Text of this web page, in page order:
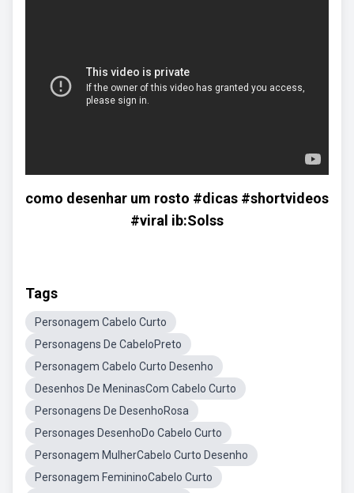
como desenhar um rosto #dicas #shortvideos
#viral ib:Solss
Tags
Personagem Cabelo Curto
Personagens De CabeloPreto
Personagem Cabelo Curto Desenho
Desenhos De MeninasCom Cabelo Curto
Personagens De DesenhoRosa
Personages DesenhoDo Cabelo Curto
Personagem MulherCabelo Curto Desenho
Personagem FemininoCabelo Curto